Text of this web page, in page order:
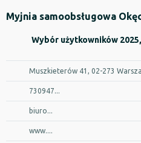
Myjnia samoobsługowa
Wybór użytkowników
Muszkieterów 41, 02-273
730947...
biuro...
www....